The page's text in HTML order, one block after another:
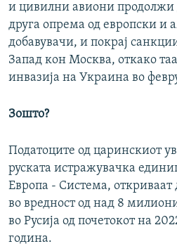
и цивилни авиони продолжи
друга опрема од европски и
добавувачи, и покрај
Запад кон Москва, откако таа
инвазија на Украина во
Зошто?
Податоците од царинскиот
руската истражувачка
Европа - Система,
во вредност од над 8
во Русија од почетокот на
година.